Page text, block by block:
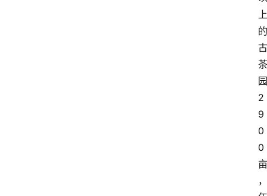
上
的
古
茶
园
2
9
0
0
亩
，